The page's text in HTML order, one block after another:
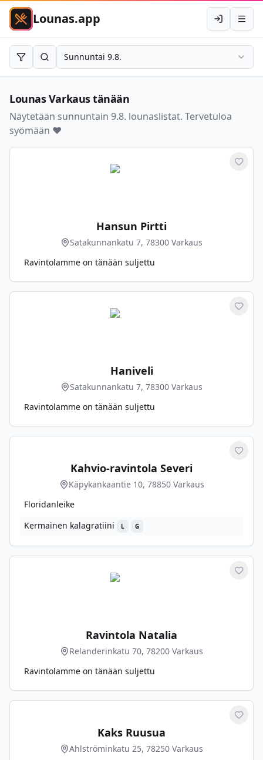
Lounas.app KirjauduAvaa
RajaaHae Sunnuntai 9.8.
LounasVarkaustänään
Näytetään sunnuntain 9.8. lounaslistat. Tervetuloa
syömään ❤️
Hansun Pirtti
Satakunnankatu 7, 78300 Varkaus
Ravintolamme on tänään suljettu
Haniveli
Satakunnankatu 7, 78300 Varkaus
Ravintolamme on tänään suljettu
Kahvio-ravintola Severi
Käpykankaantie 10, 78850 Varkaus
Floridanleike
Kermainen kalagratiini
L G
Ravintola Natalia
Relanderinkatu 70, 78200 Varkaus
Ravintolamme on tänään suljettu
Kaks Ruusua
Ahlströminkatu 25, 78250 Varkaus